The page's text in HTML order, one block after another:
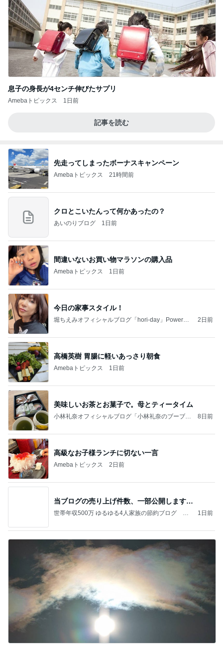
息子の身長が4センチ伸びたサプリ
Amebaトピックス 1日前
記事を読む
先走ってしまったボーナスキャンペーン
Amebaトピックス 21時間前
クロとこいたんって何かあったの？
あいのりブログ 1日前
間違いないお買い物マラソンの購入品
Amebaトピックス 1日前
今日の家事スタイル！
堀ちえみオフィシャルブログ「hori-day」Powered
2日前
高橋英樹 胃腸に軽いあっさり朝食
Amebaトピックス 1日前
美味しいお茶とお菓子で。母とティータイム
小林礼奈オフィシャルブログ「小林礼奈のブーブー
8日前
高級なお子様ランチに切ない一言
Amebaトピックス 2日前
当ブログの売り上げ件数、一部公開します…
世帯年収500万 ゆるゆる4人家族の節約ブログ 〜
1日前